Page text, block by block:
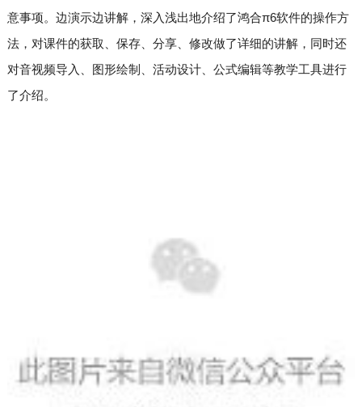
意事项。边演示边讲解，深入浅出地介绍了鸿合π6软件的操作方
法，对课件的获取、保存、分享、修改做了详细的讲解，同时还
对音视频导入、图形绘制、活动设计、公式编辑等教学工具进行
了介绍。